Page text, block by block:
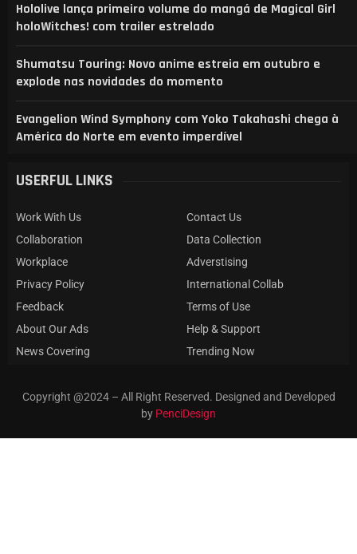
Hololive lança primeiro volume do mangá de Magical Girl
holoWitches! com trailer estrelado
Shumatsu Touring: Novo anime estreia em outubro e
explode nas novidades do momento
Evangelion Wind Symphony com Yoko Takahashi chega à
América do Norte em evento imperdível
USERFUL LINKS
Work With Us
Contact Us
Collaboration
Data Collection
Workplace
Adverstising
Privacy Policy
International Collab
Feedback
Terms of Use
About Our Ads
Help & Support
News Covering
Trending Now
Copyright @2024 – All Right Reserved. Designed and Developed
by PenciDesign